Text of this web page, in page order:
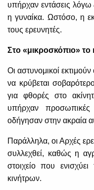
υπήρχαν εντάσεις λόγω
η γυναίκα. Ωστόσο, η
τους ερευνητές.
Στο «μικροσκόπιο» το
Οι αστυνομικοί
να κρύβεται
για φθορές στο
υπήρχαν
οδήγησαν στην ακραία
Παράλληλα, οι Αρχές
συλλεχθεί, καθώς η
στοιχείο που
κινήτρων.